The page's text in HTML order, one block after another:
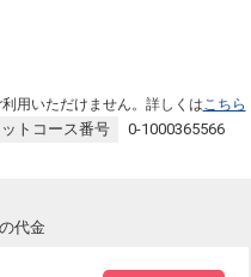
用いただけません。詳しくはこちら
トコース番号 0-1000365566
代金